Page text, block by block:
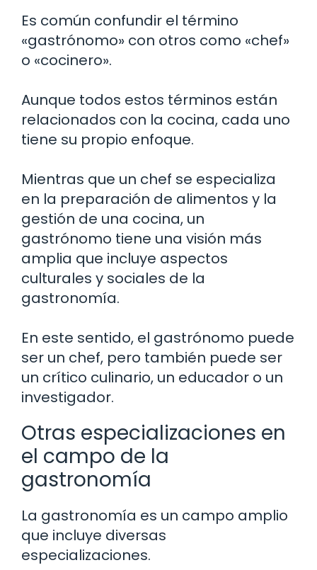
Es común confundir el término
«gastrónomo» con otros como «chef»
o «cocinero».
Aunque todos estos términos están
relacionados con la cocina, cada uno
tiene su propio enfoque.
Mientras que un chef se especializa
en la preparación de alimentos y la
gestión de una cocina, un
gastrónomo tiene una visión más
amplia que incluye aspectos
culturales y sociales de la
gastronomía.
En este sentido, el gastrónomo puede
ser un chef, pero también puede ser
un crítico culinario, un educador o un
investigador.
Otras especializaciones en
el campo de la
gastronomía
La gastronomía es un campo amplio
que incluye diversas
especializaciones.